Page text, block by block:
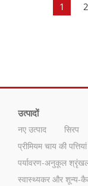
1 2
उत्पादों
नए उत्पाद सिरप
प्रीमियम चाय की पत्तियां
पर्यावरण-अनुकूल
स्वास्थ्यकर और शून्य-